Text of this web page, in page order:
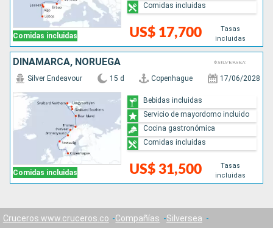
Comidas incluidas US$ 17,700
Tasas
incluidas
Comidas incluidas
DINAMARCA, NORUEGA
Comidas incluidas
Silver Endeavour 15 d Copenhague 17/06/2028
US$ 31,500
Tasas
incluidas
Bebidas incluidas
Servicio de mayordomo incluido
Cocina gastronómica
Comidas incluidas
Cruceros www.cruceros.co Compañías
Silversea